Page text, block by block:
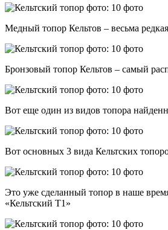
Медный топор Кельтов – весьма
Бронзовый топор Кельтов – самый
Вот еще один из видов топора
Вот основных 3 вида Кельтских
Это уже сделанный топор в наше
«Кельтский Т1»